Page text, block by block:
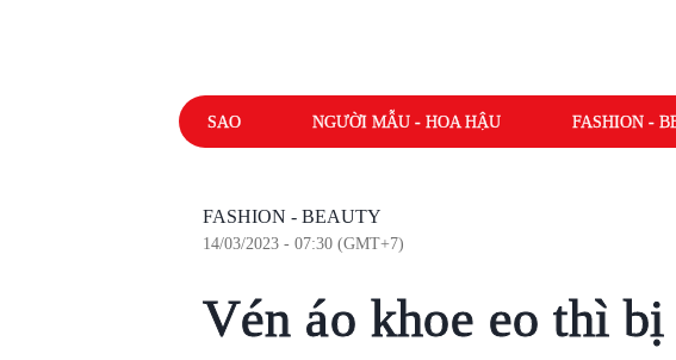
SAO NGƯỜI MẪU - HOA HẬU FASHION -
FASHION - BEAUTY
14/03/2023 - 07:30 (GMT+7)
Vén áo khoe eo thì